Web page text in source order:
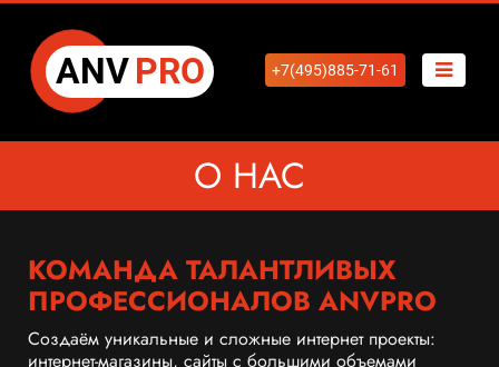
ANVPRO +7(495)885-71-61
О НАС
КОМАНДА ТАЛАНТЛИВЫХ
ПРОФЕССИОНАЛОВ ANVPRO
Создаём уникальные и сложные интернет проекты:
интернет-магазины, сайты с большими объемами